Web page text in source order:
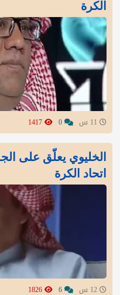
الكرة
الخليوي يعلّق على
اتحاد الكرة